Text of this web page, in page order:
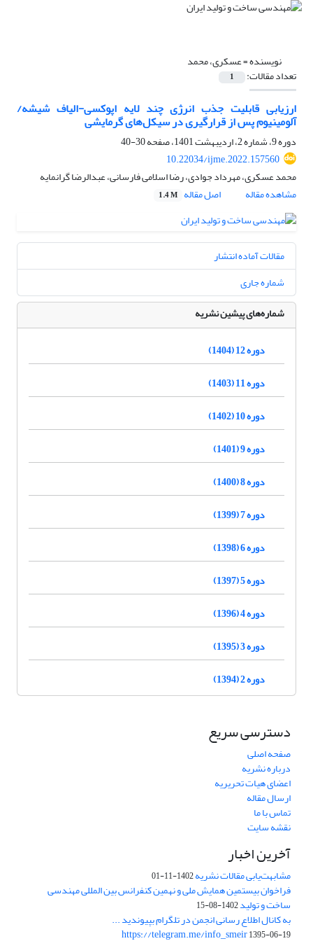
نویسنده =عسکری، محمد
تعداد مقالات: 1
ارزیابی قابلیت جذب انرژی چند لایه اپوکسی-الیاف شیشه/
آلومینیوم پس از قرارگیری در سیکل‌های گرمایشی
دوره 9، شماره 2، اردیبهشت 1401، صفحه
30-40
10.22034/ijme.2022.157560
محمد عسکری، مهرداد جوادی، رضا اسلامی فارسانی، عبدالرضا گرانمایه
مشاهده مقاله
اصل مقاله 1.4 M
مقالات آماده انتشار
شماره جاری
شماره‌های پیشین نشریه
دوره 12 (1404)
دوره 11 (1403)
دوره 10 (1402)
دوره 9 (1401)
دوره 8 (1400)
دوره 7 (1399)
دوره 6 (1398)
دوره 5 (1397)
دوره 4 (1396)
دوره 3 (1395)
دوره 2 (1394)
دسترسی سریع
صفحه اصلی
درباره نشریه
اعضای هیات تحریریه
ارسال مقاله
تماس با ما
نقشه سایت
آخرین اخبار
مشابهت‌یابی مقالات نشریه1402-11-01
فراخوان بیستمین همایش ملی و نهمین کنفرانس بین المللی مهندسی
ساخت و تولید1402-08-15
به کانال اطلاع رسانی انجمن در تلگرام بپیوندید ...
https://telegram.me/info_smeir1395-06-19